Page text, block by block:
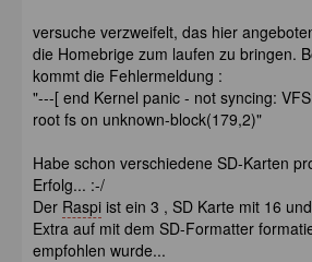
versuche verzweifelt, das hier
die Homebrige zum laufen zu bringen.
kommt die Fehlermeldung :
"---[ end Kernel panic - not syncing:
root fs on unknown-block(179,2)"
Habe schon verschiedene SD-Karten
Erfolg... :-/
Der Raspi ist ein 3 , SD Karte mit 16
Extra auf mit dem SD-Formatter
empfohlen wurde...